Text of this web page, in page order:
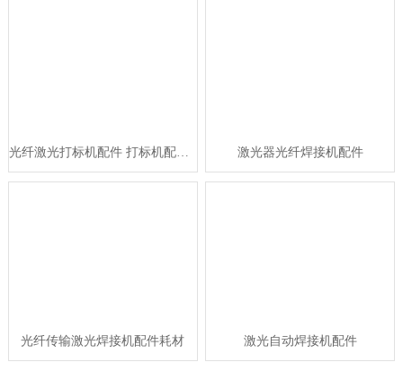
光纤激光打标机配件 打标机配件批发 激光器光纤焊接机配件
光纤传输激光焊接机配件耗材 激光自动焊接机配件